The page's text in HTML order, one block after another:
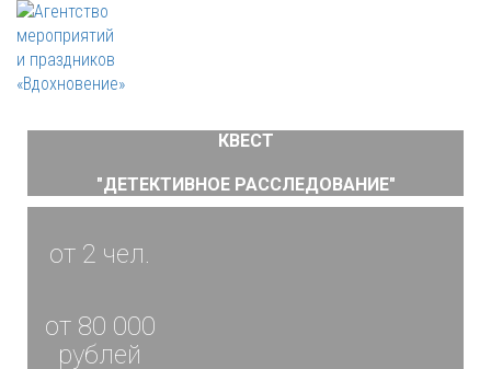
КВЕСТ
"ДЕТЕКТИВНОЕ РАССЛЕДОВАНИЕ"
от 2 чел.
от 80 000
рублей